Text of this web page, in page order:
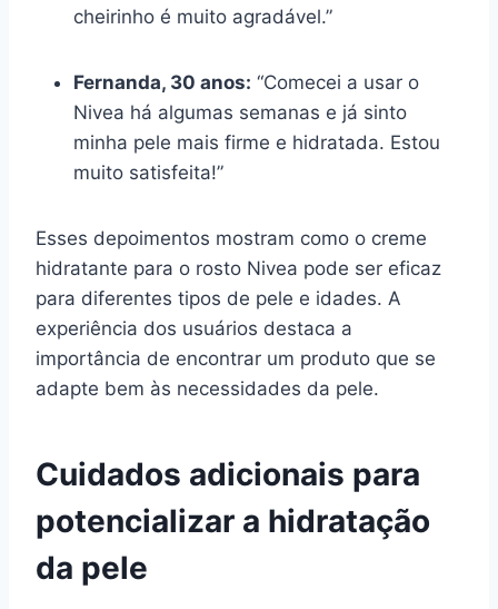
cheirinho é muito agradável.”
Fernanda, 30 anos: “Comecei a usar o
Nivea há algumas semanas e já sinto
minha pele mais firme e hidratada. Estou
muito satisfeita!”
Esses depoimentos mostram como o creme
hidratante para o rosto Nivea pode ser eficaz
para diferentes tipos de pele e idades. A
experiência dos usuários destaca a
importância de encontrar um produto que se
adapte bem às necessidades da pele.
Cuidados adicionais para
potencializar a hidratação
da pele